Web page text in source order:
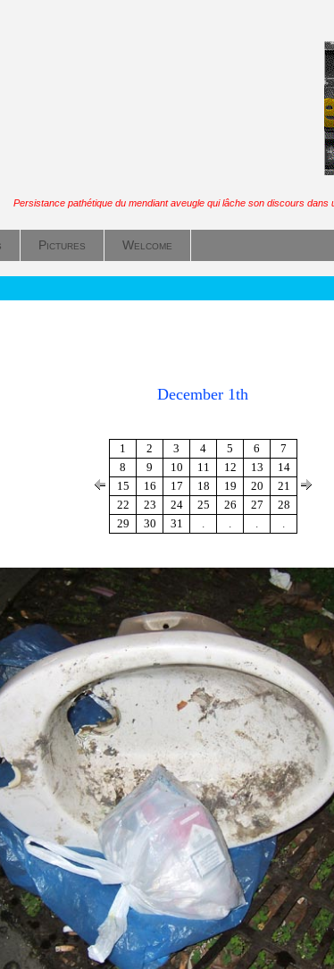
Persistance pathétique du mendiant aveugle qui lâche son discours dans
Pictures Welcome
December 1th
1 2 3 4 5 6
7
8
9 10 11 12 13
14
15
16 17 18 19 20
21
22
23 24 25 26 27
28
29
30 31 . . . .